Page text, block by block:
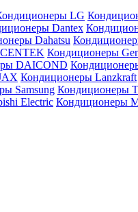
LG
Dantex
Dahatsu
Кондиционеры
DAICOND
Кондиционеры Lanzkraft
Samsung Кондиционеры
Electric Кондиционеры